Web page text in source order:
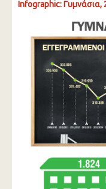
Infographic: Γυμνάσια,